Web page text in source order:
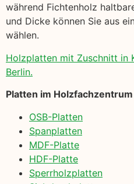
während Fichtenholz
und Dicke können Sie aus
wählen.
Holzplatten mit Zuschnitt in
Berlin.
Platten im
OSB-Platten
Spanplatten
MDF-Platte
HDF-Platte
Sperrholzplatten